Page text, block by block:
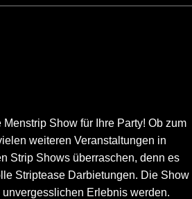
Show für Ihre Party! Ob zum
weiteren Veranstaltungen in
Strip Shows überraschen, denn es
Striptease Darbietungen. Die Show
Erlebnis werden.